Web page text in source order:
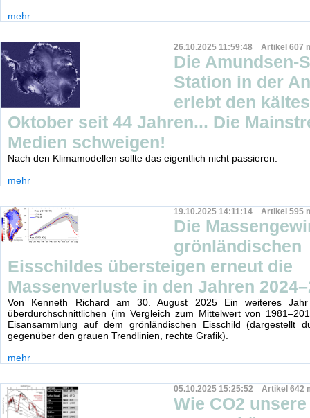
mehr
26.10.2025 11:59:48 Artikel 607
Die Amundsen-
Station in der
erlebt den
Oktober seit 44 Jahren... Die
Medien schweigen!
Nach den Klimamodellen sollte das eigentlich nicht passieren.
mehr
19.10.2025 14:11:14 Artikel 595
Die
grönländischen
Eisschildes übersteigen erneut die
Massenverluste in den Jahren
Von Kenneth Richard am 30. August 2025 Ein weiteres
überdurchschnittlichen (im Vergleich zum Mittelwert von
Eisansammlung auf dem grönländischen Eisschild (dargestellt
gegenüber den grauen Trendlinien, rechte Grafik).
mehr
05.10.2025 15:25:52 Artikel 642
Wie CO2 unsere